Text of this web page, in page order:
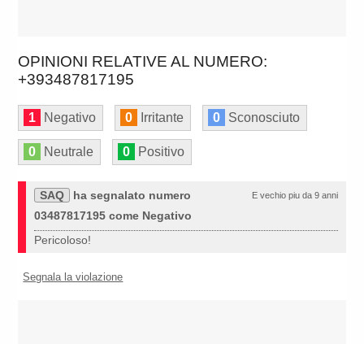
OPINIONI RELATIVE AL NUMERO:
+393487817195
1 Negativo 0 Irritante 0 Sconosciuto
0 Neutrale 0 Positivo
E vechio piu da 9 anni
SAQ
ha segnalato numero
03487817195 come Negativo
Pericoloso!
Segnala la violazione